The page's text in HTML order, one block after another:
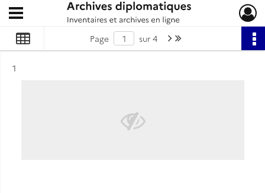
Archives diplomatiques
Ouvrir le menu déroulant
Page sur 4 Page suivante : 1/4
Résultat n°
1